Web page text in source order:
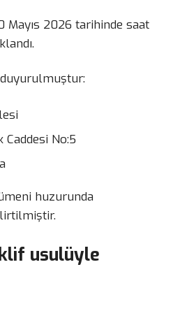
2026 tarihinde saat
Caddesi No:5
huzurunda
usulüyle